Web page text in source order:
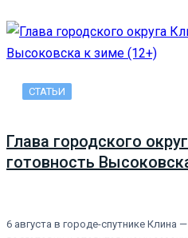
СТАТЬИ
Глава городского
готовность
6 августа в городе-спутнике Клина